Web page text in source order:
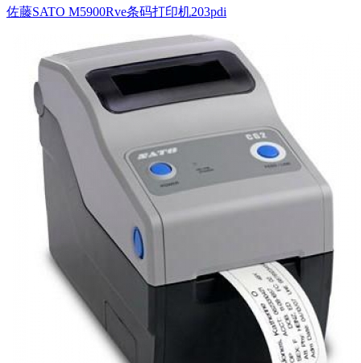
佐藤SATO M5900Rve条码打印机203pdi